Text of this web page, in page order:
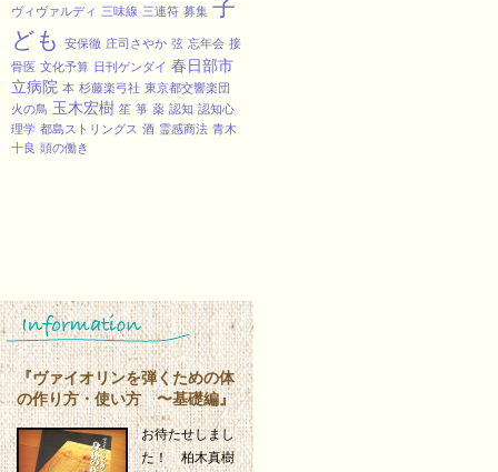
ヴィヴァルディ 三味線 三連符 募集 子
ども
安保徹 庄司さやか 弦 忘年会 接
骨医 文化予算 日刊ゲンダイ 春日部市
立病院 本 杉藤楽弓社 東京都交響楽団
火の鳥 玉木宏樹 笙 箏 薬 認知 認知心
理学 都島ストリングス 酒 霊感商法 青木
十良 頭の働き
『ヴァイオリンを弾くための体
の作り方・使い方 〜基礎編』
お待たせしまし
た！ 柏木真樹